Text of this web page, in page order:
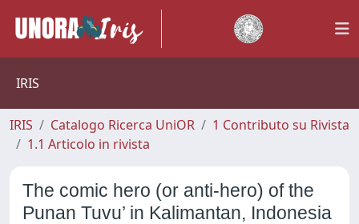
IRIS
IRIS Catalogo Ricerca UniOR
1 Contributo su Rivista
1.1 Articolo in rivista
The comic hero (or anti-hero) of the
Punan Tuvu’ in Kalimantan, Indonesia